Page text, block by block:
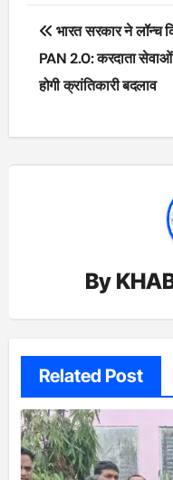
Post
navigation
भारत सरकार ने लॉन्च
PAN 2.0: करदाता
होगी क्रांतिकारी बदलाव
By
Related Post